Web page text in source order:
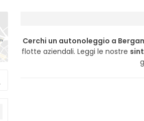
Cerchi un autonoleggio a
flotte aziendali. Leggi le nostre